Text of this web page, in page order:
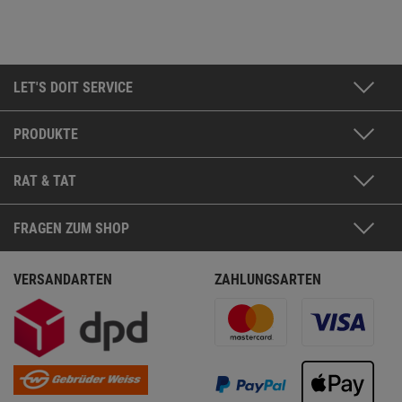
LET'S DOIT SERVICE
PRODUKTE
RAT & TAT
FRAGEN ZUM SHOP
VERSANDARTEN ZAHLUNGSARTEN